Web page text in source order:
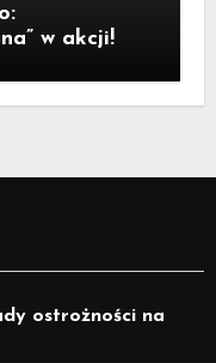
w akcji!
ostrożności na